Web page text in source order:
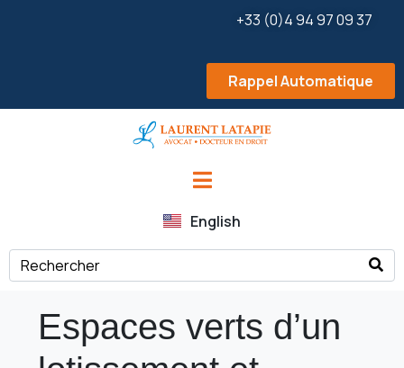
+33 (0)4 94 97 09 37
Rappel Automatique
English
Espaces verts d’un